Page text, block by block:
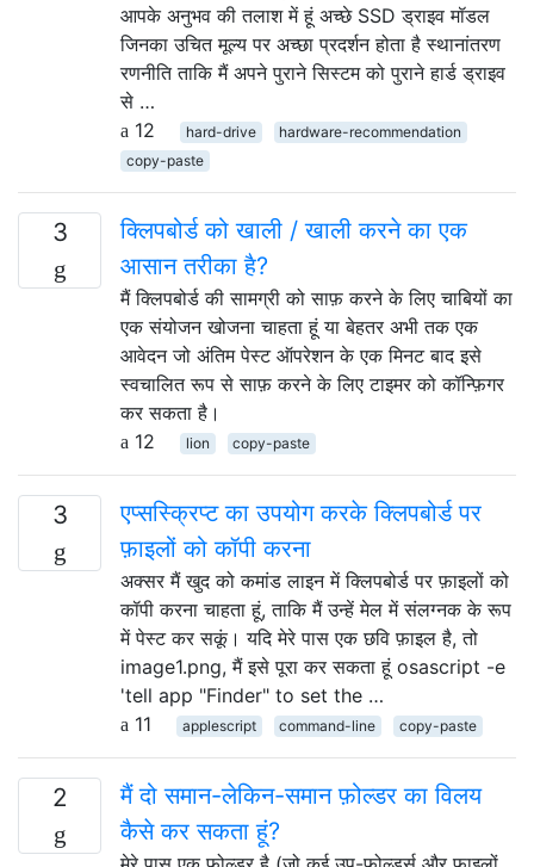
आपके अनुभव की तलाश में हूं अच्छे SSD ड्राइव मॉडल
जिनका उचित मूल्य पर अच्छा प्रदर्शन होता है स्थानांतरण
रणनीति ताकि मैं अपने पुराने सिस्टम को पुराने हार्ड ड्राइव
से …
12
hard-drive
hardware-recommendation
copy-paste
3
क्लिपबोर्ड को खाली / खाली करने का एक
आसान तरीका है?
मैं क्लिपबोर्ड की सामग्री को साफ़ करने के लिए चाबियों का
एक संयोजन खोजना चाहता हूं या बेहतर अभी तक एक
आवेदन जो अंतिम पेस्ट ऑपरेशन के एक मिनट बाद इसे
स्वचालित रूप से साफ़ करने के लिए टाइमर को कॉन्फ़िगर
कर सकता है।
12
lion copy-paste
3
एप्सस्क्रिप्ट का उपयोग करके क्लिपबोर्ड पर
फ़ाइलों को कॉपी करना
अक्सर मैं खुद को कमांड लाइन में क्लिपबोर्ड पर फ़ाइलों को
कॉपी करना चाहता हूं, ताकि मैं उन्हें मेल में संलग्नक के रूप
में पेस्ट कर सकूं। यदि मेरे पास एक छवि फ़ाइल है, तो
image1.png, मैं इसे पूरा कर सकता हूं osascript -e
'tell app "Finder" to set the …
11
applescript command-line copy-paste
2
मैं दो समान-लेकिन-समान फ़ोल्डर का विलय
कैसे कर सकता हूं?